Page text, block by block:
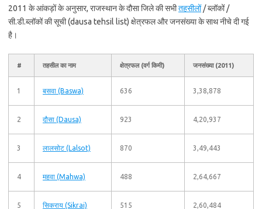
2011 के आंकड़ों के अनुसार, राजस्थान के दौसा जिले की सभीतहसीलों/ ब्लॉकों /
सी.डी.ब्लॉकों की सूची (dausa tehsil list) क्षेत्रफल और जनसंख्या के साथ नीचे दी गई
है।
# तहसील का नाम क्षेत्रफल (वर्ग किमी) जनसंख्या (2011)
1 बसवा (Baswa) 636 3,38,878
2 दौसा (Dausa) 923 4,20,937
3 लालसोट (Lalsot) 870 3,49,443
4 महवा (Mahwa) 488 2,64,667
5 सिकराय (Sikrai) 515 2,60,484